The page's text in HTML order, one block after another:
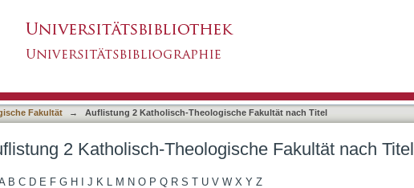
Fakultät → Auflistung 2 Katholisch-Theologische Fakultät nach Titel
2 Katholisch-Theologische Fakultät nach Titel
B C D E F G H J K L M N O P Q R S T U V W X Y Z